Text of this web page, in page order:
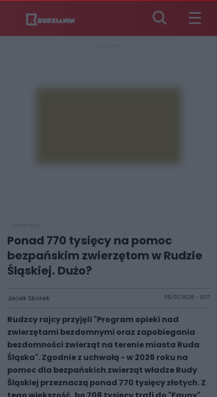
Ponad 770 tysięcy na pomoc
bezpańskim zwierzętom w Rudzie
Śląskiej. Dużo?
Jacek Skorek 05/01/2026 - 10:17
Rudzcy rajcy przyjęli "Program opieki nad
zwierzętami bezdomnymi oraz zapobiegania
bezdomności zwierząt na terenie miasta Ruda
Śląska". Zgodnie z uchwałą - w 2026 roku na
pomoc dla bezpańskich zwierząt władze Rudy
Śląskiej przeznaczą ponad 770 tysięcy złotych. Z